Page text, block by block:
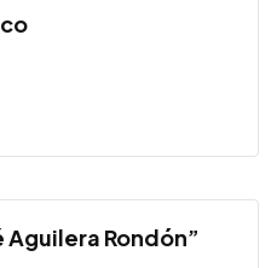
Aguilera Rondón”